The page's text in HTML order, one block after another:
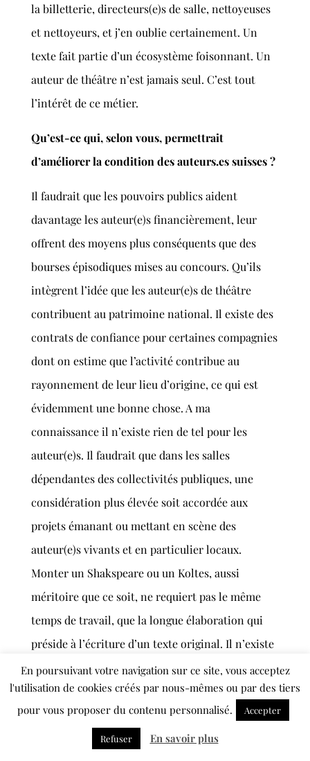
la billetterie, directeurs(e)s de salle, nettoyeuses
et nettoyeurs, et j’en oublie certainement. Un
texte fait partie d’un écosystème foisonnant. Un
auteur de théâtre n’est jamais seul. C’est tout
l’intérêt de ce métier.
Qu’est-ce qui, selon vous, permettrait
d’améliorer la condition des auteurs.es suisses ?
Il faudrait que les pouvoirs publics aident
davantage les auteur(e)s financièrement, leur
offrent des moyens plus conséquents que des
bourses épisodiques mises au concours. Qu’ils
intègrent l’idée que les auteur(e)s de théâtre
contribuent au patrimoine national. Il existe des
contrats de confiance pour certaines compagnies
dont on estime que l’activité contribue au
rayonnement de leur lieu d’origine, ce qui est
évidemment une bonne chose. A ma
connaissance il n’existe rien de tel pour les
auteur(e)s. Il faudrait que dans les salles
dépendantes des collectivités publiques, une
considération plus élevée soit accordée aux
projets émanant ou mettant en scène des
auteur(e)s vivants et en particulier locaux.
Monter un Shakspeare ou un Koltes, aussi
méritoire que ce soit, ne requiert pas le même
temps de travail, que la longue élaboration qui
préside à l’écriture d’un texte original. Il n’existe
à ce propos aucune vision définie, nous sommes
dans une zone nébuleuse. Certain(e)s pensent
aussi que le théâtre ne se renouvelle que par des
formes pseudo-novatrices, mais la forme sans le
En poursuivant votre navigation sur ce site, vous acceptez
l'utilisation de cookies créés par nous-mêmes ou par des tiers
pour vous proposer du contenu personnalisé.
Accepter
Refuser En savoir plus